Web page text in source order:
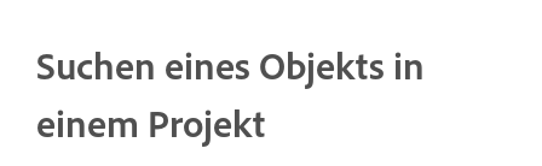
Suchen eines Objekts in
einem Projekt